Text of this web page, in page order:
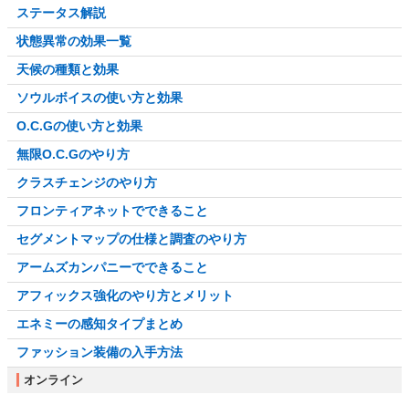
ステータス解説
状態異常の効果一覧
天候の種類と効果
ソウルボイスの使い方と効果
O.C.Gの使い方と効果
無限O.C.Gのやり方
クラスチェンジのやり方
フロンティアネットでできること
セグメントマップの仕様と調査のやり方
アームズカンパニーでできること
アフィックス強化のやり方とメリット
エネミーの感知タイプまとめ
ファッション装備の入手方法
オンライン